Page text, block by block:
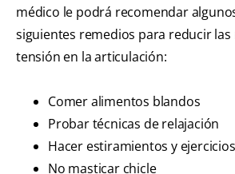
médico le podrá recomendar
siguientes remedios para reducir las
tensión en la articulación:
Comer alimentos blandos
Probar técnicas de relajación
Hacer estiramientos y
No masticar chicle